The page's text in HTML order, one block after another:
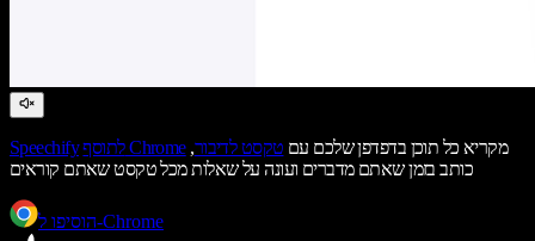
Speechify לתוסף Chrome מקריא כל תוכן בדפדפן שלכם עם טקסט לדיבור,
כותב בזמן שאתם מדברים ועונה על שאלות מכל טקסט שאתם קוראים
הוסיפו ל-Chrome